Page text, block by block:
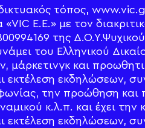
τόπος, www.vic.gr
E.Ε.» με τον
της
του Ελληνικού
μάρκετινγκ και
εκτέλεση εκδηλώσεων,
την προώθηση
κ.λ.π. και έχει
εκτέλεση εκδηλώσεων,